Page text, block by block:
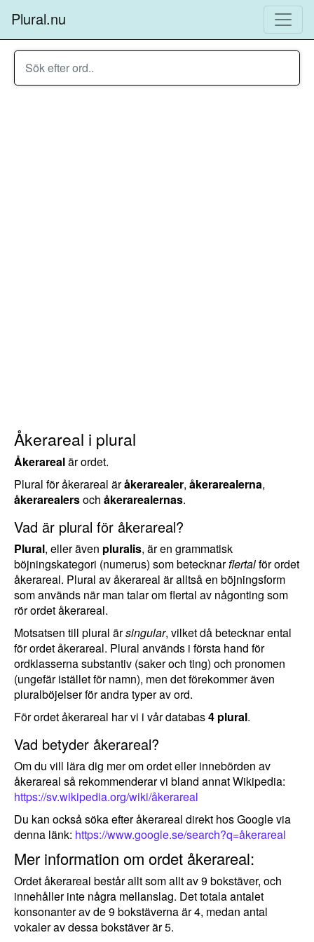
Plural.nu
Åkerareal i plural
Åkerarealär ordet.
Plural för åkerareal äråkerarealer, åkerarealerna,
åkerarealersoch åkerarealernas.
Vad är plural för åkerareal?
Plural, eller även pluralis, är en grammatisk
böjningskategori (numerus) som betecknarflertalför ordet
åkerareal. Plural av åkerareal är alltså en böjningsform
som används när man talar om flertal av någonting som
rör ordet åkerareal.
Motsatsen till plural ärsingular, vilket då betecknar ental
för ordet åkerareal. Plural används i första hand för
ordklasserna substantiv (saker och ting) och pronomen
(ungefär istället för namn), men det förekommer även
pluralböjelser för andra typer av ord.
För ordet åkerareal har vi i vår databas4 plural.
Vad betyder åkerareal?
Om du vill lära dig mer om ordet eller innebörden av
åkerareal så rekommenderar vi bland annat Wikipedia:
https://sv.wikipedia.org/wiki/åkerareal
Du kan också söka efter åkerareal direkt hos Google via
denna länk: https://www.google.se/search?q=åkerareal
Mer information om ordet åkerareal:
Ordet åkerareal består allt som allt av 9 bokstäver, och
innehåller inte några mellanslag. Det totala antalet
konsonanter av de 9 bokstäverna är 4, medan antal
vokaler av dessa bokstäver är 5.